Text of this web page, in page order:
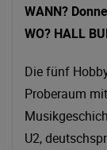
WANN?
WO? HALL
Die fünf
Proberaum
U2,